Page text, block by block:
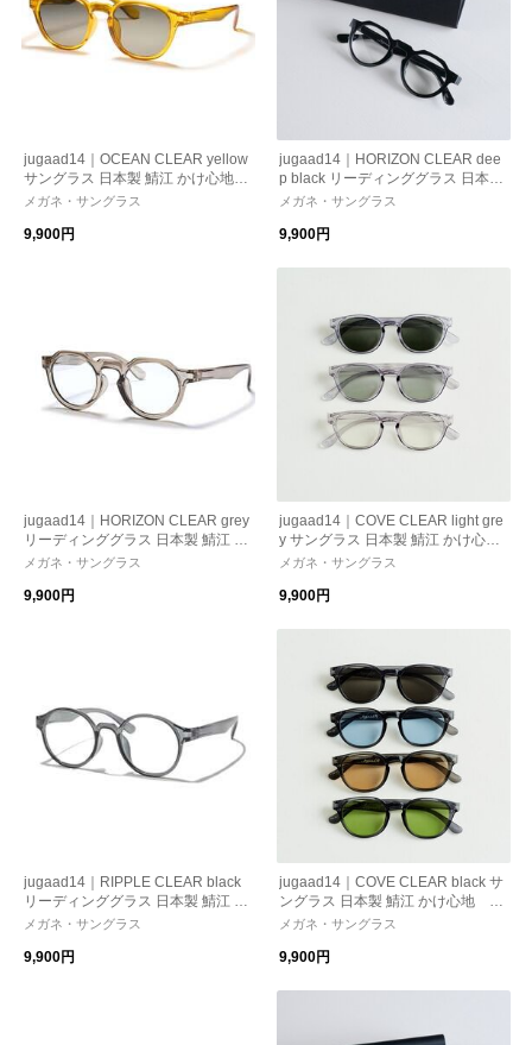
jugaad14｜OCEAN CLEAR yellow
サングラス 日本製 鯖江 かけ心地
ストレスフリー 機能性レンズ 紫外
メガネ・サングラス
9,900円
jugaad14｜HORIZON CLEAR dee
p black リーディンググラス 日本製
鯖江 かけ心地 ストレスフリー 機
メガネ・サングラス
9,900円
jugaad14｜HORIZON CLEAR grey
リーディンググラス 日本製 鯖江 か
け心地 ストレスフリー 機能性レ
メガネ・サングラス
9,900円
jugaad14｜COVE CLEAR light gre
y サングラス 日本製 鯖江 かけ心
地 ストレスフリー 機能性レンズ
メガネ・サングラス
9,900円
jugaad14｜RIPPLE CLEAR black
リーディンググラス 日本製 鯖江 か
け心地 ストレスフリー 機能性レ
フト
メガネ・サングラス
9,900円
jugaad14｜COVE CLEAR black サ
ングラス 日本製 鯖江 かけ心地 ス
トレスフリー 機能性レンズ 紫外線
メガネ・サングラス
9,900円